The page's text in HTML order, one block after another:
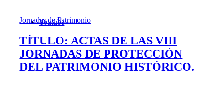
Youtube
Jornadas de Patrimonio
TÍTULO: ACTAS DE LAS VIII
JORNADAS DE PROTECCIÓN
DEL PATRIMONIO HISTÓRICO.